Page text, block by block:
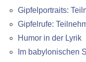
Gipfelportraits:
Gipfelrufe:
Humor in der Lyrik
Im babylonischen